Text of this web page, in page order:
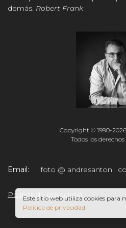
demás. Robert Frank
Copyright © 1990-
Todos los derechos
Email: foto @ andresanton .
Política de privacidad
Este sitio web utiliza cookies para
Política de privacidad